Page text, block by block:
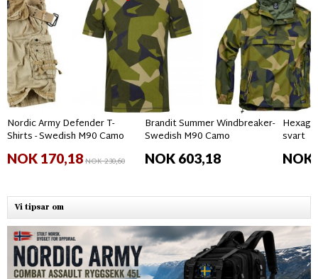
Nordic Army Defender T-
Shirts - Swedish M90 Camo
NOK 170,18NOK 230,60
Brandit Summer Windbreaker-
Swedish M90 Camo
NOK 603,18
svart
NOK
Vi tipsar om